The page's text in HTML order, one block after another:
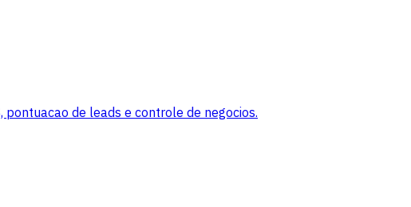
de leads e controle de negocios.